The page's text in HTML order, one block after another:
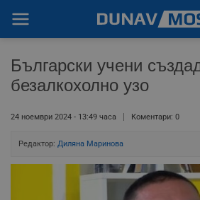
Български учени
безалкохолно узо
24 ноември 2024 - 13:49 часа Коментари: 0
Редактор: Диляна Маринова